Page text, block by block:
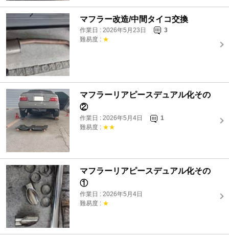
マフラー改造/中間タイコ交換
作業日 : 2026年5月23日
3
難易度 : ★
マフラーリアピースデュアル化その
②
作業日 : 2026年5月4日
1
難易度 : ★★
マフラーリアピースデュアル化その
①
作業日 : 2026年5月4日
難易度 : ★